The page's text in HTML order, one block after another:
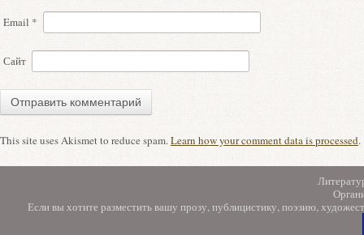
Email *
Сайт
This site uses Akismet to reduce spam.Learn how your comment data is processed.
Если вы хотите разместить вашу прозу, публицистику, поэзию,